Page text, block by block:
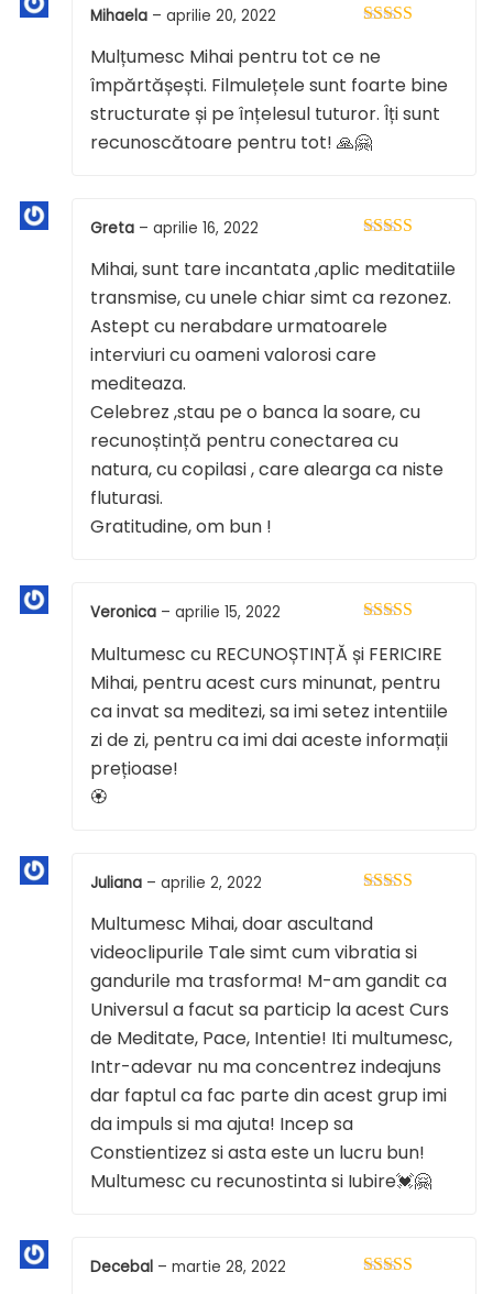
din 5
Mihaela – aprilie 20, 2022
Mulțumesc Mihai pentru tot ce ne
împărtășești. Filmulețele sunt foarte bine
structurate și pe înțelesul tuturor. Îți sunt
recunoscătoare pentru tot! 🙏🤗
din 5
Greta – aprilie 16, 2022
Mihai, sunt tare incantata ,aplic meditatiile
transmise, cu unele chiar simt ca rezonez.
Astept cu nerabdare urmatoarele
interviuri cu oameni valorosi care
mediteaza.
Celebrez ,stau pe o banca la soare, cu
recunoștință pentru conectarea cu
natura, cu copilasi , care alearga ca niste
fluturasi.
Gratitudine, om bun !
din 5
Veronica – aprilie 15, 2022
Multumesc cu RECUNOȘTINȚĂ și FERICIRE
Mihai, pentru acest curs minunat, pentru
ca invat sa meditezi, sa imi setez intentiile
zi de zi, pentru ca imi dai aceste informații
prețioase!
🏵
din 5
Juliana – aprilie 2, 2022
Multumesc Mihai, doar ascultand
videoclipurile Tale simt cum vibratia si
gandurile ma trasforma! M-am gandit ca
Universul a facut sa particip la acest Curs
de Meditate, Pace, Intentie! Iti multumesc,
Intr-adevar nu ma concentrez indeajuns
dar faptul ca fac parte din acest grup imi
da impuls si ma ajuta! Incep sa
Constientizez si asta este un lucru bun!
Multumesc cu recunostinta si Iubire💓🤗
Decebal – martie 28, 2022